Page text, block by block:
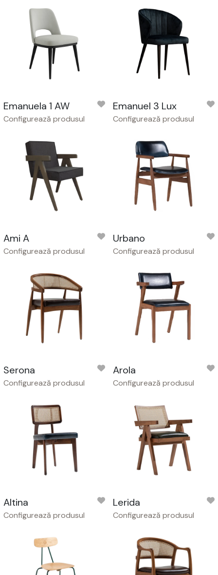
Emanuela 1 AW
Configurează produsul
Emanuel 3 Lux
Configurează produsul
Ami A
Configurează produsul
Urbano
Configurează produsul
Serona
Configurează produsul
Arola
Configurează produsul
Altina
Configurează produsul
Lerida
Configurează produsul